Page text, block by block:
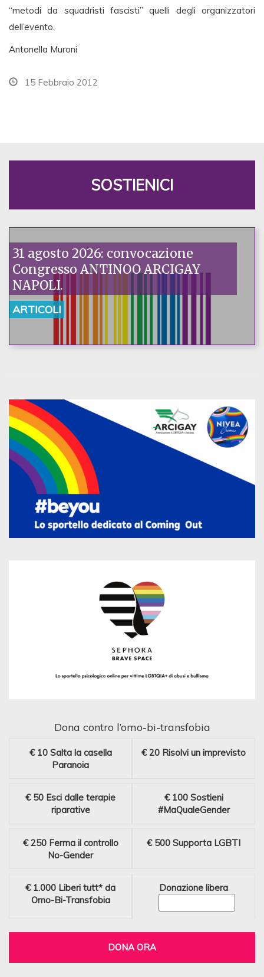
“metodi da squadristi fascisti” quelli degli organizzatori
dell’evento.
Antonella Muroni
15 Febbraio 2012
SOSTIENICI
31 agosto 2026: convocazione
Congresso ANTINOO ARCIGAY
NAPOLI.
ARTICOLI
Dona contro l’omo-bi-transfobia
€ 10 Salta la casella
Paranoia
€ 20 Risolvi un imprevisto
€ 50 Esci dalle terapie
riparative
€ 100 Sostieni
#MaQualeGender
€ 250 Ferma il controllo
No-Gender
€ 500 Supporta LGBTI
€ 1.000 Liberi tutt* da
Omo-Bi-Transfobia
Donazione libera
DONA ORA